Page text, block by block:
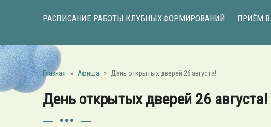
РАСПИСАНИЕ РАБОТЫ КЛУБНЫХ ФОРМИРОВАНИЙ ПРИЁМ
Главная » Афиша » День открытых дверей 26 августа!
День открытых дверей 26 августа!